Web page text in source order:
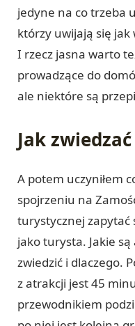
jedyne na co trzeba
którzy uwijają się jak
I rzecz jasna warto
prowadzące do
ale niektóre są
Jak
A potem uczyniłem
spojrzeniu na
turystycznej zapytać
jako turysta. Jakie
zwiedzić i dlaczego.
z atrakcji jest 45
przewodnikiem